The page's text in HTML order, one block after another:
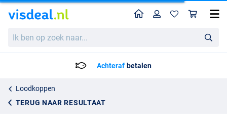
ben
HomeProfiel
Achteraf betalen
Loodkoppen
TERUG NAAR RESULTAAT
BKK Refrax Jig Natural Goby Jighead 3/0# (3 Stuks)